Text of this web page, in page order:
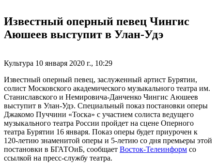
Известный оперный певец Чингис
Аюшеев выступит в Улан-Удэ
Культура 10 января 2020 г., 10:29
Известный оперный певец, заслуженный артист Бурятии,
солист Московского академического музыкального театра им.
Станиславского и Немировича-Данченко Чингис Аюшеев
выступит в Улан-Удэ. Специальный показ постановки оперы
Джакомо Пуччини «Тоска» с участием солиста ведущего
музыкального театра России пройдет на сцене Оперного
театра Бурятии 16 января. Показ оперы будет приурочен к
120-летию знаменитой оперы и 5-летию со дня премьеры этой
постановки в БГАТОиБ, сообщает Восток-Телеинформ со
ссылкой на пресс-службу театра.